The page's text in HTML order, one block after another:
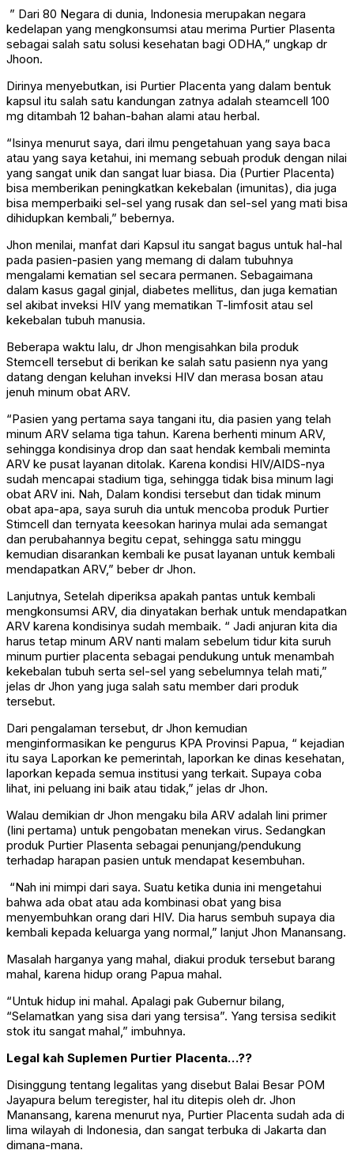
” Dari 80 Negara di dunia, Indonesia merupakan negara
kedelapan yang mengkonsumsi atau merima Purtier Plasenta
sebagai salah satu solusi kesehatan bagi ODHA,” ungkap dr
Jhoon.
Dirinya menyebutkan, isi Purtier Placenta yang dalam bentuk
kapsul itu salah satu kandungan zatnya adalah steamcell 100
mg ditambah 12 bahan-bahan alami atau herbal.
“Isinya menurut saya, dari ilmu pengetahuan yang saya baca
atau yang saya ketahui, ini memang sebuah produk dengan nilai
yang sangat unik dan sangat luar biasa. Dia (Purtier Placenta)
bisa memberikan peningkatkan kekebalan (imunitas), dia juga
bisa memperbaiki sel-sel yang rusak dan sel-sel yang mati bisa
dihidupkan kembali,” bebernya.
Jhon menilai, manfat dari Kapsul itu sangat bagus untuk hal-hal
pada pasien-pasien yang memang di dalam tubuhnya
mengalami kematian sel secara permanen. Sebagaimana
dalam kasus gagal ginjal, diabetes mellitus, dan juga kematian
sel akibat inveksi HIV yang mematikan T-limfosit atau sel
kekebalan tubuh manusia.
Beberapa waktu lalu, dr Jhon mengisahkan bila produk
Stemcell tersebut di berikan ke salah satu pasienn nya yang
datang dengan keluhan inveksi HIV dan merasa bosan atau
jenuh minum obat ARV.
“Pasien yang pertama saya tangani itu, dia pasien yang telah
minum ARV selama tiga tahun. Karena berhenti minum ARV,
sehingga kondisinya drop dan saat hendak kembali meminta
ARV ke pusat layanan ditolak. Karena kondisi HIV/AIDS-nya
sudah mencapai stadium tiga, sehingga tidak bisa minum lagi
obat ARV ini. Nah, Dalam kondisi tersebut dan tidak minum
obat apa-apa, saya suruh dia untuk mencoba produk Purtier
Stimcell dan ternyata keesokan harinya mulai ada semangat
dan perubahannya begitu cepat, sehingga satu minggu
kemudian disarankan kembali ke pusat layanan untuk kembali
mendapatkan ARV,” beber dr Jhon.
Lanjutnya, Setelah diperiksa apakah pantas untuk kembali
mengkonsumsi ARV, dia dinyatakan berhak untuk mendapatkan
ARV karena kondisinya sudah membaik. “ Jadi anjuran kita dia
harus tetap minum ARV nanti malam sebelum tidur kita suruh
minum purtier placenta sebagai pendukung untuk menambah
kekebalan tubuh serta sel-sel yang sebelumnya telah mati,”
jelas dr Jhon yang juga salah satu member dari produk
tersebut.
Dari pengalaman tersebut, dr Jhon kemudian
menginformasikan ke pengurus KPA Provinsi Papua, “ kejadian
itu saya Laporkan ke pemerintah, laporkan ke dinas kesehatan,
laporkan kepada semua institusi yang terkait. Supaya coba
lihat, ini peluang ini baik atau tidak,” jelas dr Jhon.
Walau demikian dr Jhon mengaku bila ARV adalah lini primer
(lini pertama) untuk pengobatan menekan virus. Sedangkan
produk Purtier Plasenta sebagai penunjang/pendukung
terhadap harapan pasien untuk mendapat kesembuhan.
“Nah ini mimpi dari saya. Suatu ketika dunia ini mengetahui
bahwa ada obat atau ada kombinasi obat yang bisa
menyembuhkan orang dari HIV. Dia harus sembuh supaya dia
kembali kepada keluarga yang normal,” lanjut Jhon Manansang.
Masalah harganya yang mahal, diakui produk tersebut barang
mahal, karena hidup orang Papua mahal.
“Untuk hidup ini mahal. Apalagi pak Gubernur bilang,
“Selamatkan yang sisa dari yang tersisa”. Yang tersisa sedikit
stok itu sangat mahal,” imbuhnya.
Legal kah Suplemen Purtier Placenta…??
Disinggung tentang legalitas yang disebut Balai Besar POM
Jayapura belum teregister, hal itu ditepis oleh dr. Jhon
Manansang, karena menurut nya, Purtier Placenta sudah ada di
lima wilayah di Indonesia, dan sangat terbuka di Jakarta dan
dimana-mana.